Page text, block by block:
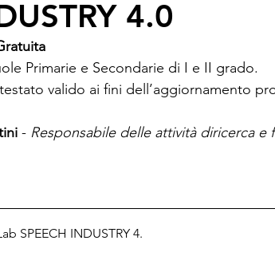
4.0
Primarie e Secondarie di I e II grado.
valido ai fini dell’aggiornamento
- Responsabile delle attività diricerca e
SPEECH INDUSTRY 4.